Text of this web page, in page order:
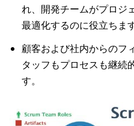
れ、開発チームがプロジ
最適化するのに役立ちます
顧客および社内からのフ
タッフもプロセスも継続
す。